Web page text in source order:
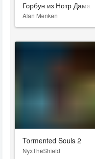
Горбун из Нотр Дама
Alan Menken
Tormented Souls 2
NyxTheShield